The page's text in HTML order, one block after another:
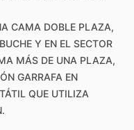
CAMA DOBLE PLAZA,
BUCHE Y EN EL SECTOR
MÁS DE UNA PLAZA,
GARRAFA EN
QUE UTILIZA